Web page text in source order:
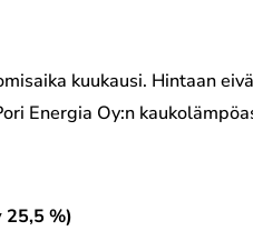
kuukausi. Hintaan
Energia Oy:n
25,5 %)